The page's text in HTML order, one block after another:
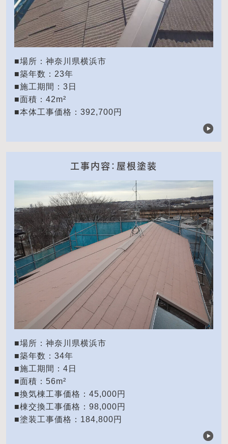
■場所：神奈川県横浜市
■築年数：23年
■施工期間：3日
■面積：42m²
■本体工事価格：392,700円
工事内容：屋根塗装
■場所：神奈川県横浜市
■築年数：34年
■施工期間：4日
■面積：56m²
■換気棟工事価格：45,000円
■棟交換工事価格：98,000円
■塗装工事価格：184,800円